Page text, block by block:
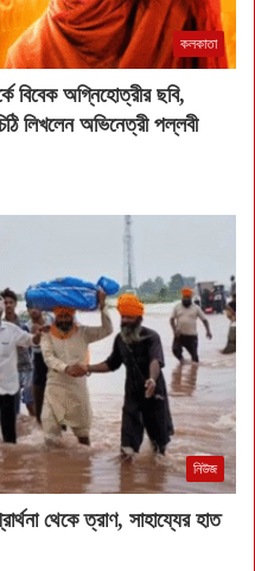
কলকাতা
বিবেক অগ্নিহোত্রীর ছবি,
লিখলেন অভিনেত্রী পল্লবী
নিউজ
থেকে ত্রাণ, সাহায্যের হাত